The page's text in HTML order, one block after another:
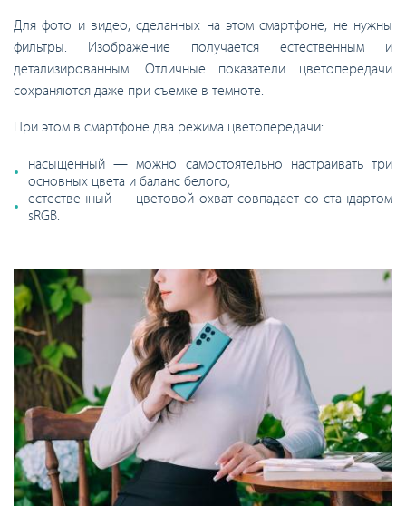
Для фото и видео, сделанных на этом смартфоне, не нужны
фильтры. Изображение получается естественным и
детализированным. Отличные показатели цветопередачи
сохраняются даже при съемке в темноте.
При этом в смартфоне два режима цветопередачи:
насыщенный — можно самостоятельно настраивать три
основных цвета и баланс белого;
естественный — цветовой охват совпадает со стандартом
sRGB.